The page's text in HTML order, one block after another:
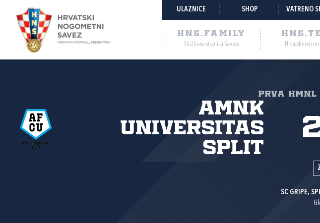
ULAZNICE SHOP VATRENO
HNS.FAMILY
Službena stranica Saveza Hrvatske
Prva
AMNK
Universitas
Split
SC GRIPE,